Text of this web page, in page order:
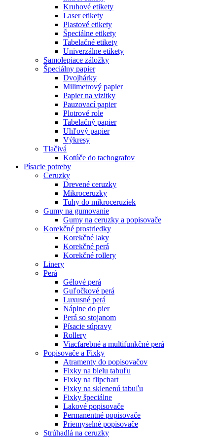
Kruhové etikety
Laser etikety
Plastové etikety
Špeciálne etikety
Tabelačné etikety
Univerzálne etikety
Samolepiace záložky
Špeciálny papier
Dvojhárky
Milimetrový papier
Papier na vizitky
Pauzovací papier
Plotrové role
Tabelačný papier
Uhľový papier
Výkresy
Tlačivá
Kotúče do tachografov
Písacie potreby
Ceruzky
Drevené ceruzky
Mikroceruzky
Tuhy do mikroceruziek
Gumy na gumovanie
Gumy na ceruzky a popisovače
Korekčné prostriedky
Korekčné laky
Korekčné perá
Korekčné rollery
Linery
Perá
Gélové perá
Guľočkové perá
Luxusné perá
Náplne do pier
Perá so stojanom
Písacie súpravy
Rollery
Viacfarebné a multifunkčné perá
Popisovače a Fixky
Atramenty do popisovačov
Fixky na bielu tabuľu
Fixky na flipchart
Fixky na sklenenú tabuľu
Fixky špeciálne
Lakové popisovače
Permanentné popisovače
Priemyselné popisovače
Strúhadlá na ceruzky